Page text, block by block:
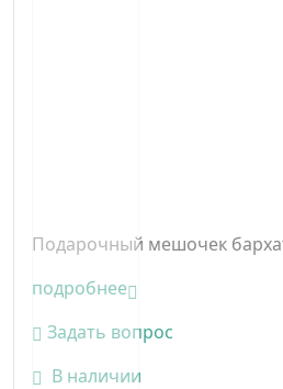
Подарочный мешочек
подробнее
Задать вопрос
В наличии